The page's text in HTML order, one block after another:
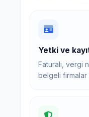
Yetki ve
Faturalı, vergi
belgeli